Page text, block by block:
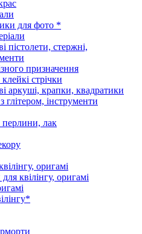
для фото *
пістолети, стержні,
призначення
стрічки
аркуші, крапки, квадратики
глітером, інструменти
перлини, лак
оригамі
квілінгу, оригамі